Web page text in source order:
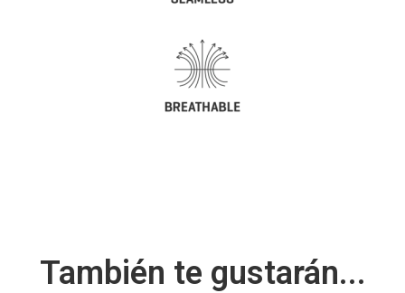
También te gustarán...